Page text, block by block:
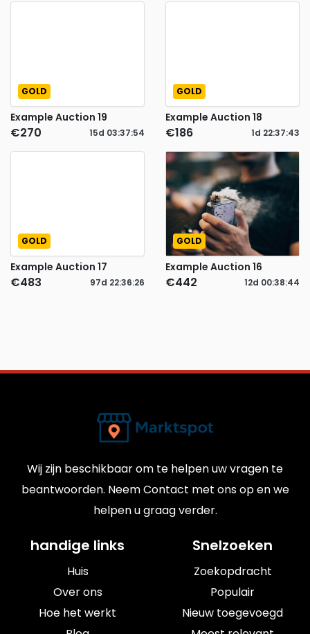
GOLD
Example Auction 19
€270 15d 03:37:54
GOLD
Example Auction 18
€186 1d 22:37:43
GOLD
Example Auction 17
€483 97d 22:36:26
GOLD
Example Auction 16
€442 12d 00:38:44
Wij zijn beschikbaar om te helpen uw vragen te
beantwoorden. Neem Contact met ons op en we
helpen u graag verder.
handige links
Huis
Over ons
Hoe het werkt
Snelzoeken
Zoekopdracht
Populair
Nieuw toegevoegd